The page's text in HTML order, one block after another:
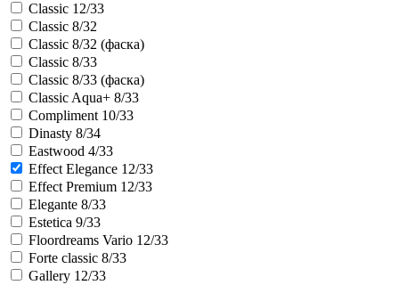
Classic 12/33
Classic 8/32
Classic 8/32 (фаска)
Classic 8/33
Classic 8/33 (фаска)
Classic Aqua+ 8/33
Compliment 10/33
Dinasty 8/34
Eastwood 4/33
Effect Elegance 12/33
Effect Premium 12/33
Elegante 8/33
Estetica 9/33
Floordreams Vario 12/33
Forte classic 8/33
Gallery 12/33